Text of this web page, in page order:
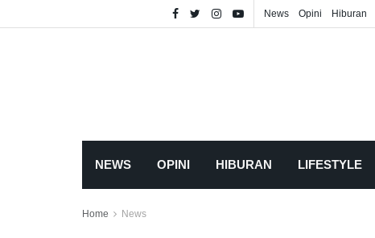
News Opini Hiburan
NEWS OPINI HIBURAN LIFESTYLE
Home News